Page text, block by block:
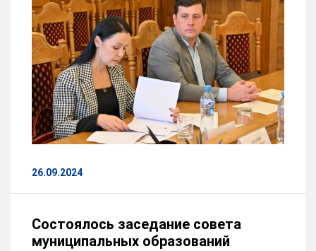
26.09.2024
Состоялось заседание совета
муниципальных образований